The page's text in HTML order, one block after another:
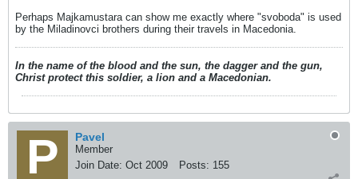
Perhaps Majkamustara can show me exactly where "svoboda" is used
by the Miladinovci brothers during their travels in Macedonia.
In the name of the blood and the sun, the dagger and the gun,
Christ protect this soldier, a lion and a Macedonian.
Pavel
Member
Join Date: Oct 2009 Posts: 155